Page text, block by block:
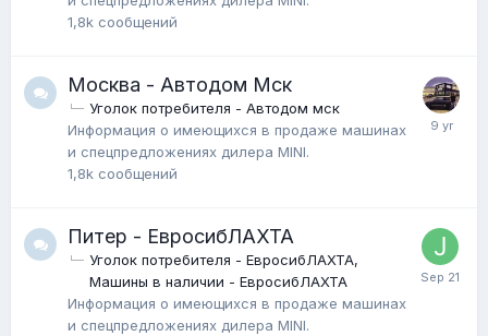
1,8k сообщений
Москва - Автодом Мск
Уголок потребителя - Автодом мск
Информация о имеющихся в продаже машинах
и спецпредложениях дилера MINI.
1,8k сообщений
Питер - ЕвросибЛАХТА
Уголок потребителя - ЕвросибЛАХТА
Машины в наличии - ЕвросибЛАХТА
Информация о имеющихся в продаже машинах
и спецпредложениях дилера MINI.